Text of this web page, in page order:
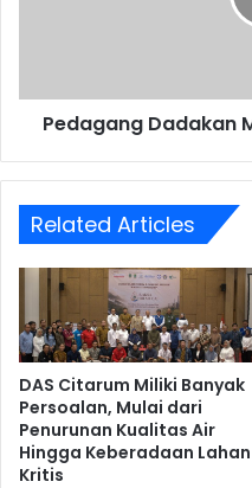
Pedagang Dadakan
Related Articles
DAS Citarum Miliki Banyak
Persoalan, Mulai dari
Penurunan Kualitas Air
Hingga Keberadaan Lahan
Kritis